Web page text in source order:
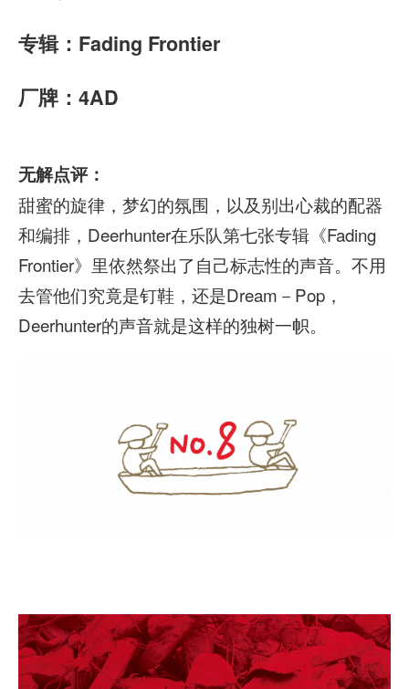
专辑：Fading Frontier
厂牌：4AD
无解点评：
甜蜜的旋律，梦幻的氛围，以及别出心裁的配器
和编排，Deerhunter在乐队第七张专辑《Fading
Frontier》里依然祭出了自己标志性的声音。不用
去管他们究竟是钉鞋，还是Dream－Pop，
Deerhunter的声音就是这样的独树一帜。